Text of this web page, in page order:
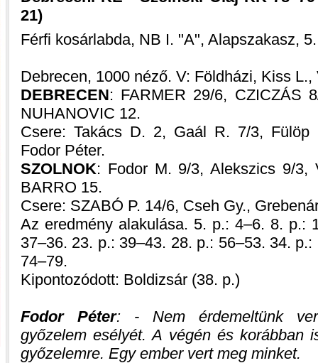
21)
Férfi kosárlabda, NB I. "A", Alapszakasz,
Debrecen, 1000 néző. V: Földházi, Kiss L.,
DEBRECEN: FARMER 29/6, CZICZÁS
NUHANOVIC 12.
Csere: Takács D. 2, Gaál R. 7/3,
Fodor Péter.
SZOLNOK: Fodor M. 9/3, Alekszics 9/3,
BARRO 15.
Csere: SZABÓ P. 14/6, Cseh Gy.,
Az eredmény alakulása. 5. p.: 4–6. 8. p.:
37–36. 23. p.: 39–43. 28. p.: 56–53. 34.
74–79.
Kipontozódott: Boldizsár (38. p.)
Fodor Péter: - Nem érdemeltünk
győzelem esélyét. A végén és korábban
győzelemre. Egy ember vert meg minket.